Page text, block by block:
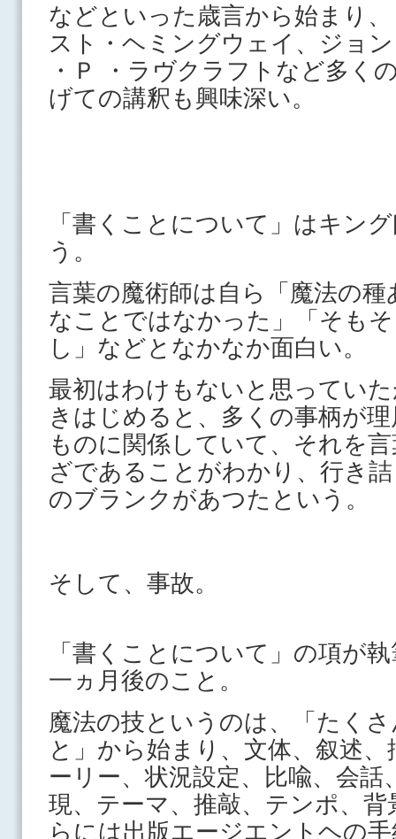
などといった歳言から始まり
スト・ヘミングウェイ、ジョ
・Ｐ ・ラヴクラフトなど多く
げての講釈も興味深い。
「書くことについて」はキン
う。
言葉の魔術師は自ら「魔法の
なことではなかった」「そも
し」などとなかなか面白い。
最初はわけもないと思ってい
きはじめると、多くの事柄が
ものに関係していて、それを
ざであることがわかり、行き
のブランクがあつたという。
そして、事故。
「書くことについて」の項が
一ヵ月後のこと。
魔法の技というのは、「たく
と」から始まり、文体、叙述
ーリー、状況設定、比喩、会話
現、テーマ、推敲、テンポ、
らには出版エージエントヘの